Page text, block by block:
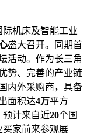
际机床及智能工业
盛大召开。同期首
活动。作为长三角
势、完善的产业链
内外采购商，具备
面积达4万平方
预计来自近20个国
买家前来参观展